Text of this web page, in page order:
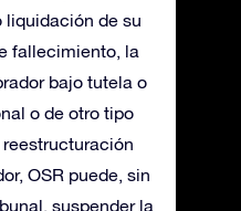
liquidación de su
fallecimiento, la
bajo tutela o
o de otro tipo
OSR puede, sin
suspender la